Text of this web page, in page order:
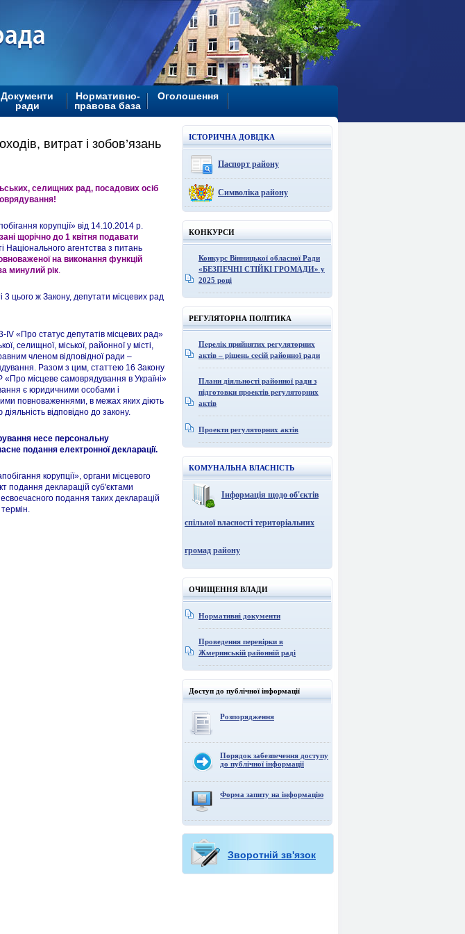
Документи
ради
Нормативно-
правова база
Оголошення
витрат і зобов’язань
селищних рад, посадових осіб
корупції» від 14.10.2014 р.
щорічно до 1 квітня подавати
агентства з питань
на виконання функцій
минулий рік.
3 цього ж Закону, депутати місцевих рад
«Про статус депутатів місцевих рад»
селищної, міської, районної у місті,
членом відповідної ради –
Разом з цим, статтею 16 Закону
місцеве самоврядування в Україні»
є юридичними особами і
повноваженнями, в межах яких діють
відповідно до закону.
несе персональну
подання електронної декларації.
корупції», органи місцевого
подання декларацій суб'єктами
подання таких декларацій
ІСТОРИЧНА ДОВІДКА
Паспорт району
Символіка району
КОНКУРСИ
Конкурс Вінницької обласної Ради
«БЕЗПЕЧНІ СТІЙКІ ГРОМАДИ» у
2025 році
РЕГУЛЯТОРНА ПОЛІТИКА
Перелік прийнятих регуляторних
актів – рішень сесій районної ради
Плани діяльності районної ради з
підготовки проектів регуляторних
актів
Проекти регуляторних актів
КОМУНАЛЬНА ВЛАСНІСТЬ
Інформація щодо об'єктів
спільної власності територіальних
громад району
ОЧИЩЕННЯ ВЛАДИ
Нормативні документи
Проведення перевірки в
Жмеринській районній раді
Доступ до публічної інформації
Розпорядження
Порядок забезпечення доступу
до публічної інформації
Форма запиту на інформацію
Зворотній зв'язок